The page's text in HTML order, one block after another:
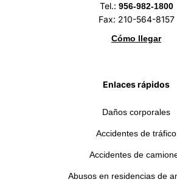
Tel.: 956-982-1800
Fax: 210-564-8157
Cómo llegar
Enlaces rápidos
Daños corporales
Accidentes de tráfico
Accidentes de
Abusos en residencias de